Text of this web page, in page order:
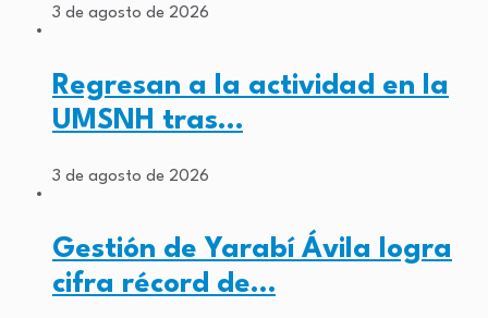
3 de agosto de 2026
Regresan a la actividad en la
UMSNH tras…
3 de agosto de 2026
Gestión de Yarabí Ávila logra
cifra récord de…